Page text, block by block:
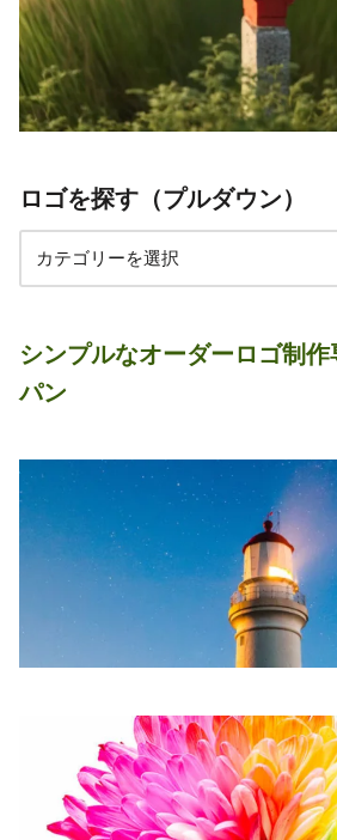
ロゴを探す（プルダウン）
シンプルなオーダーロゴ制
パン